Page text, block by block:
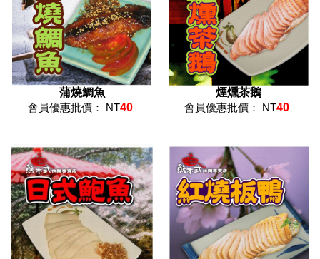
蒲燒鯛魚
會員優惠批價： NT40
煙燻茶鵝
會員優惠批價： NT40